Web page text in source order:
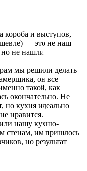
короба и выступов,
— это не наш
не нашли
мы решили делать
он все
такой, как
окончательно. Не
но кухня идеально
нравится.
нашу кухню-
стенам, им пришлось
но результат